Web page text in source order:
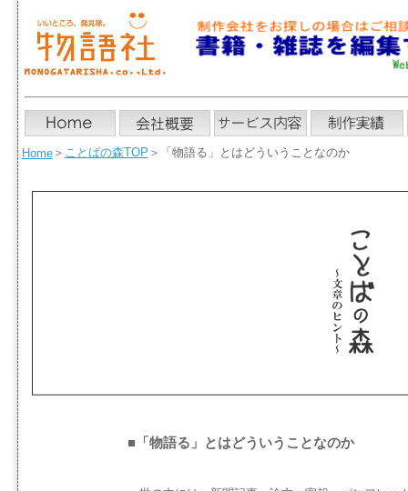
Home＞ ことばの森TOP ＞ 「物語る」とはどういうことなのか
■「物語る」とはどういうことなのか